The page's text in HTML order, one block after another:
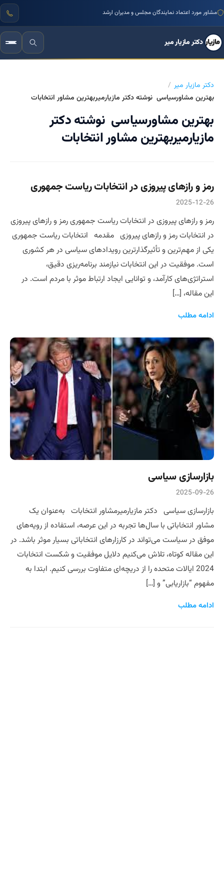
مشاور مورد اعتماد نمایندگان مجلس و مدیران ارشد
دکتر مازیار میر
دکتر مازیار میر
بهترین مشاورسیاسی نوشته دکتر مازیارمیربهترین مشاور انتخابات
بهترین مشاورسیاسی نوشته دکتر
مازیارمیربهترین مشاور انتخابات
رمز و رازهای پیروزی در انتخابات ریاست جمهوری
2025-12-26
رمز و رازهای پیروزی در انتخابات ریاست جمهوری رمز و رازهای پیروزی
در انتخابات رمز و رازهای پیروزی مقدمه انتخابات ریاست جمهوری
یکی از مهم‌ترین و تأثیرگذارترین رویدادهای سیاسی در هر کشوری
است. موفقیت در این انتخابات نیازمند برنامه‌ریزی دقیق،
استراتژی‌های کارآمد، و توانایی ایجاد ارتباط موثر با مردم است. در
این مقاله، […]
ادامه مطلب
بازارسازی سیاسی
2025-09-26
بازارسازی سیاسی دکتر مازیارمیرمشاور انتخابات به‌عنوان یک
مشاور انتخاباتی با سال‌ها تجربه در این عرصه، استفاده از رویه‌های
موفق در سیاست می‌تواند در کارزارهای انتخاباتی بسیار موثر باشد. در
این مقاله کوتاه، تلاش می‌کنیم دلایل موفقیت و شکست انتخابات
2024 ایالات متحده را از دریچه‌ای متفاوت بررسی کنیم. ابتدا به
مفهوم “بازاریابی” و […]
ادامه مطلب